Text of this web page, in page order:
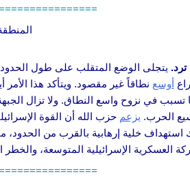
المنطقة 30 أكتوبر-
ترد. يتجلى الوضع المتقلب على طول الحدود
أوسع نطاقاً غير مقصود. ويتأكد هذا
تسبب في نزوح واسع النطاق. ولا تزال
الحرب. يزعم حزب الله أن القوة
استهداف خلية إرهابية بالقرب من
العسكرية الإسرائيلية المتوسعة،